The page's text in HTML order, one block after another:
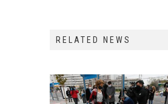
RELATED NEWS